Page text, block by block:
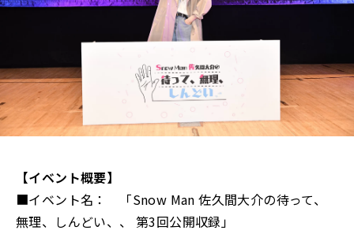
【イベント概要】
■イベント名： 「Snow Man 佐久間大介の待って、
無理、しんどい、、 第3回公開収録」